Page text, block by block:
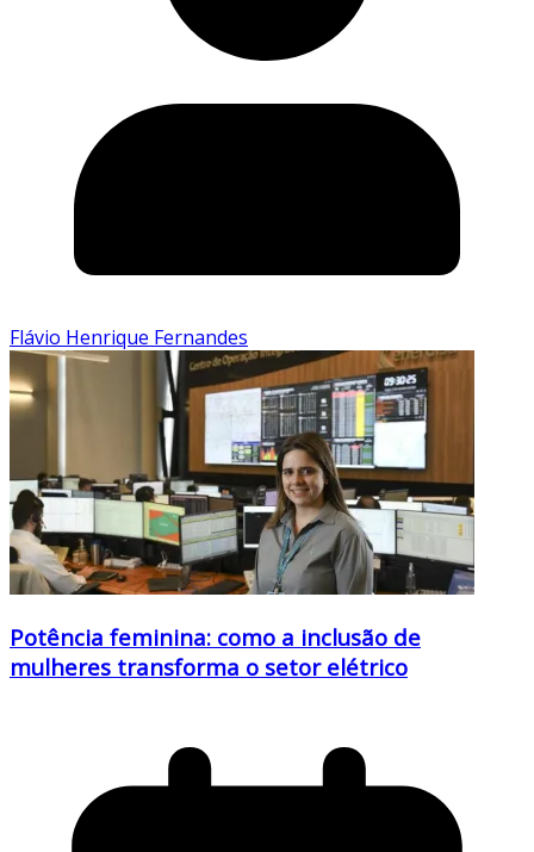
Flávio Henrique Fernandes
Potência feminina: como a inclusão de
mulheres transforma o setor elétrico